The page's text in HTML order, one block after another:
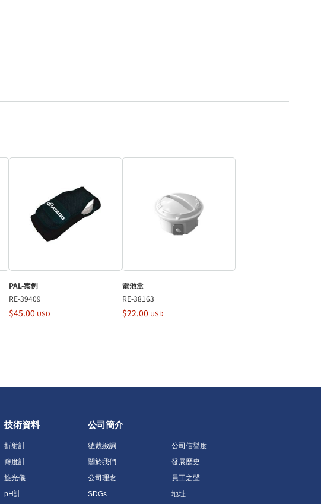
PAL-案例
RE-39409
$45.00 USD
電池盒
RE-38163
$22.00 USD
技術資料
折射計
鹽度計
旋光儀
pH計
公司簡介
總裁緻詞
關於我們
公司理念
SDGs
公司信譽度
發展歷史
員工之聲
地址